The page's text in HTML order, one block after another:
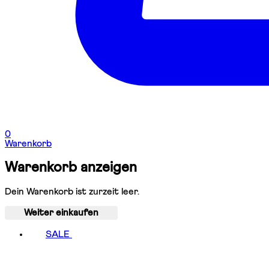
0
Warenkorb
Warenkorb anzeigen
Dein Warenkorb ist zurzeit leer.
Weiter einkaufen
SALE